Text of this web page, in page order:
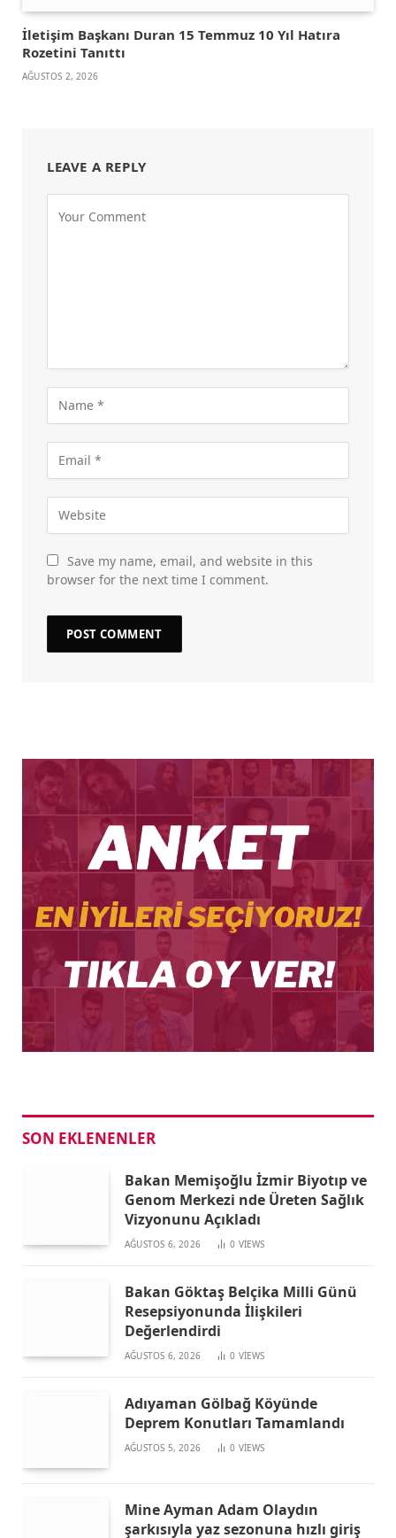
İletişim Başkanı Duran 15 Temmuz 10 Yıl Hatıra
Rozetini Tanıttı
AĞUSTOS 2, 2026
LEAVE A REPLY
Save my name, email, and website in this
browser for the next time I comment.
SON EKLENENLER
Bakan Memişoğlu İzmir Biyotıp ve
Genom Merkezi nde Üreten Sağlık
Vizyonunu Açıkladı
AĞUSTOS 6, 2026 0 VIEWS
Bakan Göktaş Belçika Milli Günü
Resepsiyonunda İlişkileri
Değerlendirdi
AĞUSTOS 6, 2026 0 VIEWS
Adıyaman Gölbağ Köyünde
Deprem Konutları Tamamlandı
AĞUSTOS 5, 2026 0 VIEWS
Mine Ayman Adam Olaydın
şarkısıyla yaz sezonuna hızlı giriş